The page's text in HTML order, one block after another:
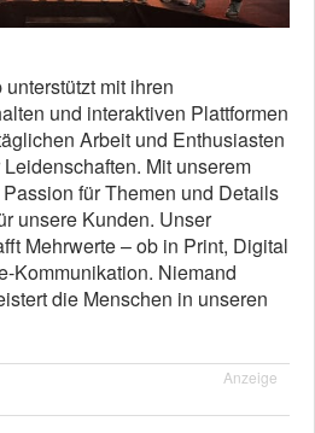
mit ihren
und interaktiven Plattformen
Arbeit und Enthusiasten
Mit unserem
für Themen und Details
unsere Kunden. Unser
Mehrwerte – ob in Print, Digital
Kommunikation. Niemand
die Menschen in unseren
Anzeige